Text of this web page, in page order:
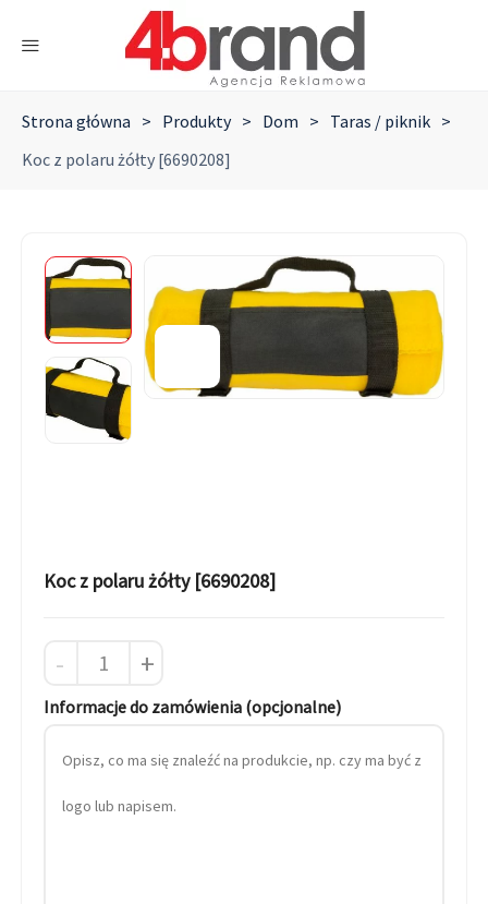
Strona główna > Produkty > Dom > Taras / piknik >
Koc z polaru żółty [6690208]
Koc z polaru żółty [6690208]
- +
Informacje do zamówienia (opcjonalne)